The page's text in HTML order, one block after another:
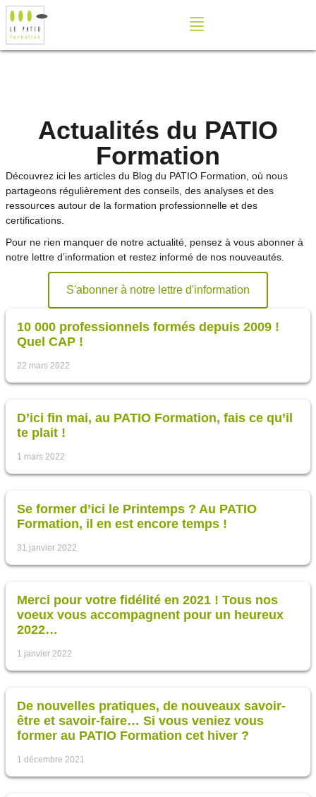
Actualités du PATIO
Formation
Découvrez ici les articles du Blog du PATIO Formation, où nous
partageons régulièrement des conseils, des analyses et des
ressources autour de la formation professionnelle et des
certifications.
Pour ne rien manquer de notre actualité, pensez à vous abonner à
notre lettre d’information et restez informé de nos nouveautés.
S'abonner à notre lettre d'information
10 000 professionnels formés depuis 2009 !
Quel CAP !
22 mars 2022
D’ici fin mai, au PATIO Formation, fais ce qu’il
te plait !
1 mars 2022
Se former d’ici le Printemps ? Au PATIO
Formation, il en est encore temps !
31 janvier 2022
Merci pour votre fidélité en 2021 ! Tous nos
voeux vous accompagnent pour un heureux
2022…
1 janvier 2022
De nouvelles pratiques, de nouveaux savoir-
être et savoir-faire… Si vous veniez vous
former au PATIO Formation cet hiver ?
1 décembre 2021